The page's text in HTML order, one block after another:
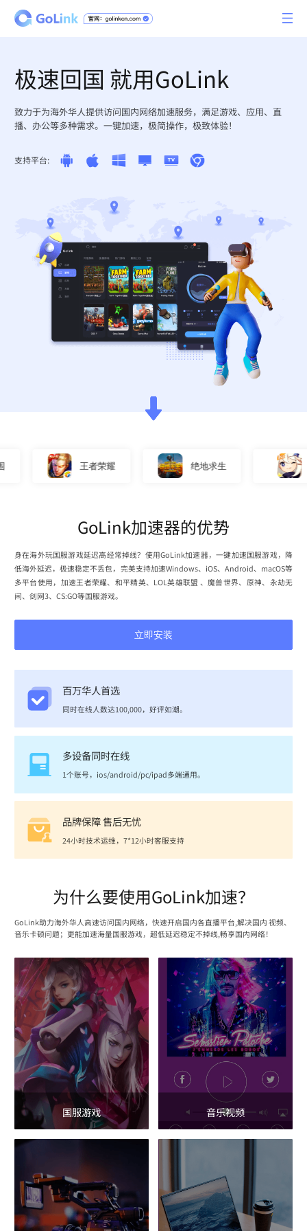
极速回国 就用GoLink
致力于为海外华人提供访问国内网络加速服务，满足游戏、应用、直
播、办公等多种需求。一键加速，极简操作，极致体验！
支持平台:
王者荣耀 绝地求生 原
GoLink加速器的优势
身在海外玩国服游戏延迟高经常掉线？使用GoLink加速器，一键加速国服游戏，降
低海外延迟，极速稳定不丢包，完美支持加速Windows、iOS、Android、macOS等
多平台使用，加速王者荣耀、和平精英、LOL英雄联盟 、魔兽世界、原神、永劫无
间、剑网3、CS:GO等国服游戏。
立即安装
百万华人首选
同时在线人数达100,000，好评如潮。
多设备同时在线
1个账号，ios/android/pc/ipad多端通用。
品牌保障 售后无忧
24小时技术运维，7*12小时客服支持
为什么要使用GoLink加速？
GoLink助力海外华人高速访问国内网络，快速开启国内各直播平台,解决国内 视频、
音乐卡顿问题；更能加速海量国服游戏，超低延迟稳定不掉线,畅享国内网络！
国服游戏 音乐视频